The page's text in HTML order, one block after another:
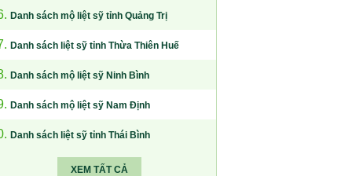
Danh sách mộ liệt sỹ tỉnh Quảng Trị
Danh sách liệt sỹ tỉnh Thừa Thiên Huế
Danh sách mộ liệt sỹ Ninh Bình
Danh sách mộ liệt sỹ Nam Định
Danh sách liệt sỹ tỉnh Thái Bình
XEM TẤT CẢ